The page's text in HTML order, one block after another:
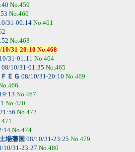
No.459
No.460
31-00:14 No.461
No.463
31-20:10 No.468
31-01:11 No.464
08/10/31-01:35 No.465
ＥＧ 08/10/31-20:10 No.469
No.467
No.470
No.472
No.474
場藩国 08/10/31-23:25 No.479
10/31-23:27 No.480